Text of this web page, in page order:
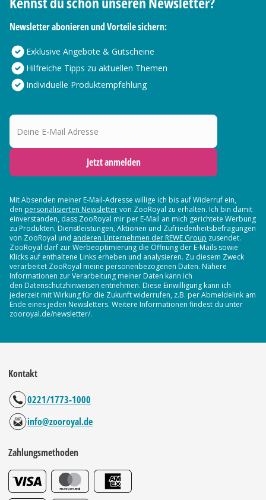
Newsletter abonieren und Vorteile sichern:
Exklusive Angebote & Gutscheine
Hilfreiche Tipps zu aktuellen Themen
Individuelle Produktempfehlung
Deine E-Mail Adresse
Jetzt anmelden
Mit Absenden meiner E-Mail-Adresse willige ich bis auf Widerruf ein,
den personalisierten Newslettervon ZooRoyal zu erhalten. Ich bin damit
einverstanden, dass ZooRoyal mir per E-Mail an mich gerichtete Werbung
zu Produkten, Dienstleistungen, Aktionen und Zufriedenheitsbefragungen
von ZooRoyal und anderen Unternehmen der REWE Group zusendet.
ZooRoyal darf zur Werbeoptimierung die Öffnung der E-Mails sowie
Klicks auf enthaltene Links erheben und analysieren. Zu diesem Zweck
verarbeitet ZooRoyal meine personenbezogenen Daten. Nähere
Informationen zur Verarbeitung meiner Daten kann ich
den Datenschutzhinweisen entnehmen. Diese Einwilligung kann ich
jederzeit mit Wirkung für die Zukunft widerrufen, z.B. per Abmeldelink am
Ende eines jeden Newsletters. Weitere Informationen findest du unter
zooroyal.de/newsletter/.
Kontakt
0221/1773-1000
info@zooroyal.de
Zahlungsmethoden